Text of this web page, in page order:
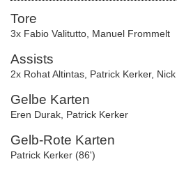
Tore
3x Fabio Valitutto Manuel Frommelt
Assists
2x Rohat Altintas Patrick Kerker,
Gelbe Karten
Eren Durak Patrick Kerker
Gelb-Rote Karten
Patrick Kerker (86')